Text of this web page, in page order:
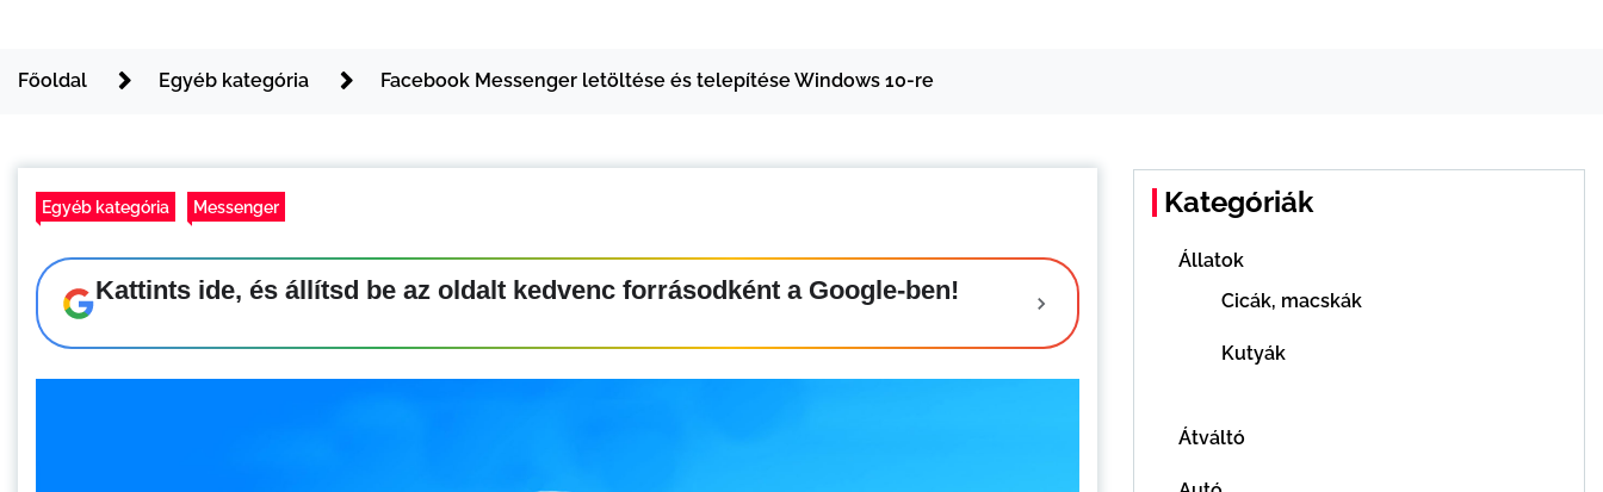
Főoldal Egyéb kategória Facebook Messenger letöltése és telepítése Windows 10-re
Egyéb kategória Messenger
Kattints ide, és állítsd be az oldalt kedvenc forrásodként a Google-ben!
Kategóriák
Állatok
Cicák, macskák
Kutyák
Átváltó